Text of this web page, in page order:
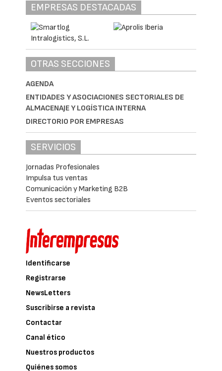
EMPRESAS DESTACADAS
OTRAS SECCIONES
AGENDA
ENTIDADES Y ASOCIACIONES SECTORIALES DE
ALMACENAJE Y LOGÍSTICA INTERNA
DIRECTORIO POR EMPRESAS
SERVICIOS
Jornadas Profesionales
Impulsa tus ventas
Comunicación y Marketing B2B
Eventos sectoriales
Identificarse
Registrarse
NewsLetters
Suscribirse a revista
Contactar
Canal ético
Nuestros productos
Quiénes somos